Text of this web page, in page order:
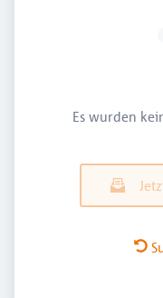
Es wurden